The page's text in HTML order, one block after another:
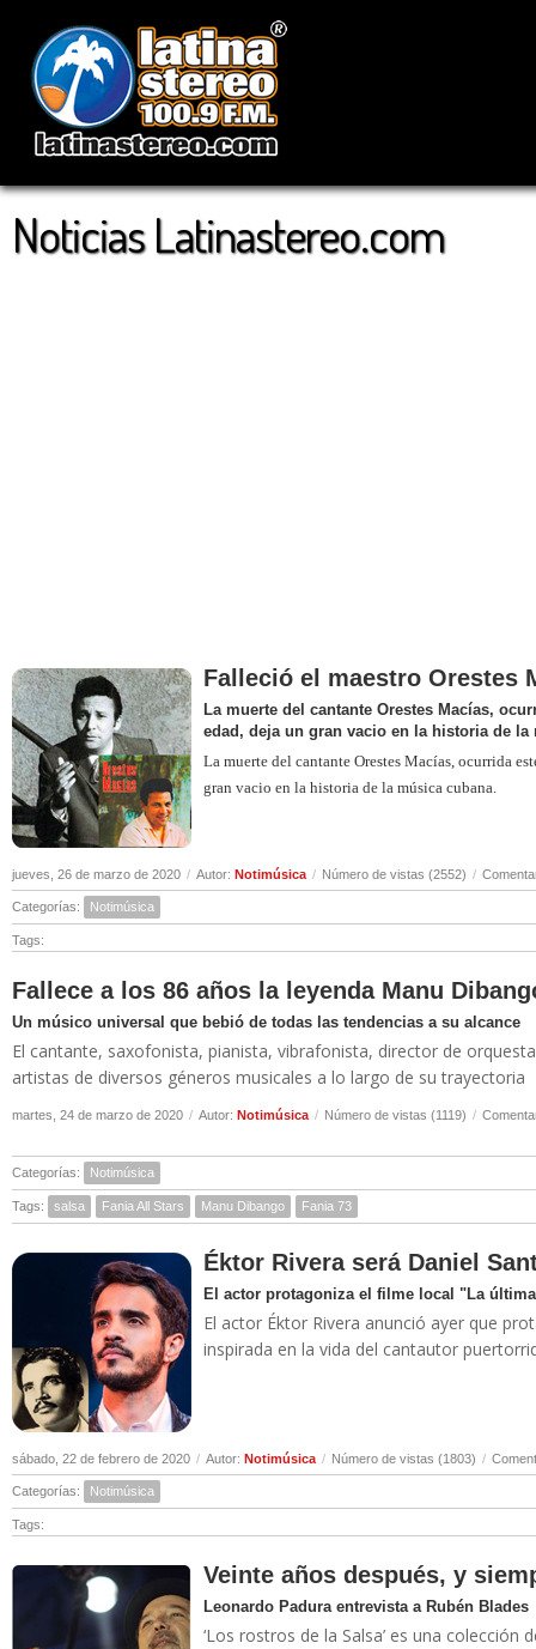
Noticias Latinastereo.com
Falleció el maestro Orestes
La muerte del cantante Orestes Macías,
edad, deja un gran vacio en la historia de la
La muerte del cantante Orestes Macías, ocurrida
gran vacio en la historia de la música cubana.
jueves, 26 de marzo de 2020 / Autor: Notimúsica / Número de vistas (2552) /
Categorías: Notimúsica
Tags:
Fallece a los 86 años la leyenda Manu
Un músico universal que bebió de todas las tendencias a su alcance
El cantante, saxofonista, pianista, vibrafonista, director de
artistas de diversos géneros musicales a lo largo de su trayectoria
martes, 24 de marzo de 2020 / Autor: Notimúsica / Número de vistas (1119) /
Categorías: Notimúsica
Tags: salsa Fania All Stars Manu Dibango Fania 73
Éktor Rivera será Daniel
El actor protagoniza el filme local "La
El actor Éktor Rivera anunció ayer que
inspirada en la vida del cantautor
sábado, 22 de febrero de 2020 / Autor: Notimúsica / Número de vistas (1803) /
Categorías: Notimúsica
Tags:
Veinte años después, y
Leonardo Padura entrevista a Rubén Blades
‘Los rostros de la Salsa’ es una colección